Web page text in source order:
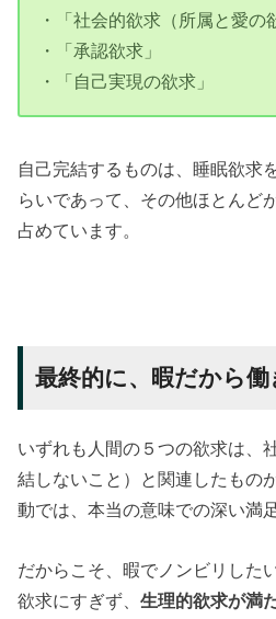
・「社会的欲求（所属と愛の
・「承認欲求」
・「自己実現の欲求」
自己完結するものは、睡眠欲求
らいであって、その他ほとんど
占めています。
最終的に、暇だから
いずれも人間の５つの欲求は、
結しないこと）と関連したもの
動では、本当の意味での深い満
だからこそ、暇でノンビリした
欲求にすぎず、生理的欲求が満